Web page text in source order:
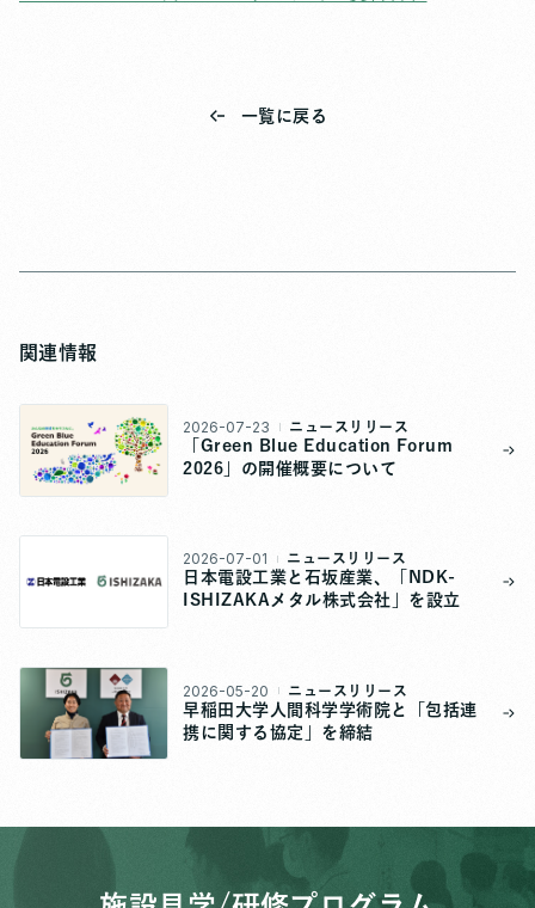
一覧に戻る
関連情報
2026-07-23 ニュースリリース
「Green Blue Education Forum
2026」の開催概要について
2026-07-01 ニュースリリース
日本電設工業と石坂産業、「NDK-
ISHIZAKAメタル株式会社」を設立
2026-05-20 ニュースリリース
早稲田大学人間科学学術院と「包括連
携に関する協定」を締結